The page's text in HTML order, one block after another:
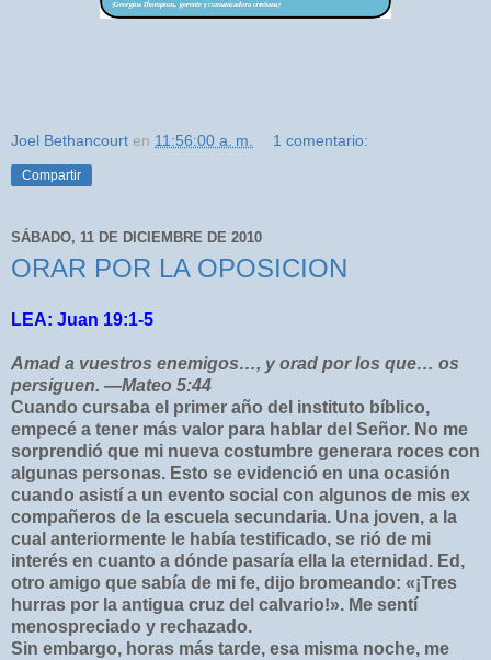
Joel Bethancourt en 11:56:00 a. m. 1 comentario:
Compartir
SÁBADO, 11 DE DICIEMBRE DE 2010
ORAR POR LA OPOSICION
LEA: Juan 19:1-5
Amad a vuestros enemigos…, y orad por los que… os
persiguen. —Mateo 5:44
Cuando cursaba el primer año del instituto bíblico,
empecé a tener más valor para hablar del Señor. No me
sorprendió que mi nueva costumbre generara roces con
algunas personas. Esto se evidenció en una ocasión
cuando asistí a un evento social con algunos de mis ex
compañeros de la escuela secundaria. Una joven, a la
cual anteriormente le había testificado, se rió de mi
interés en cuanto a dónde pasaría ella la eternidad. Ed,
otro amigo que sabía de mi fe, dijo bromeando: «¡Tres
hurras por la antigua cruz del calvario!». Me sentí
menospreciado y rechazado.
Sin embargo, horas más tarde, esa misma noche, me